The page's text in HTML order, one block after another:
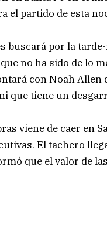
el partido de esta
buscará por la
no ha sido de lo
con Noah Allen
que tiene un
viene de caer en
El tachero
que el valor de